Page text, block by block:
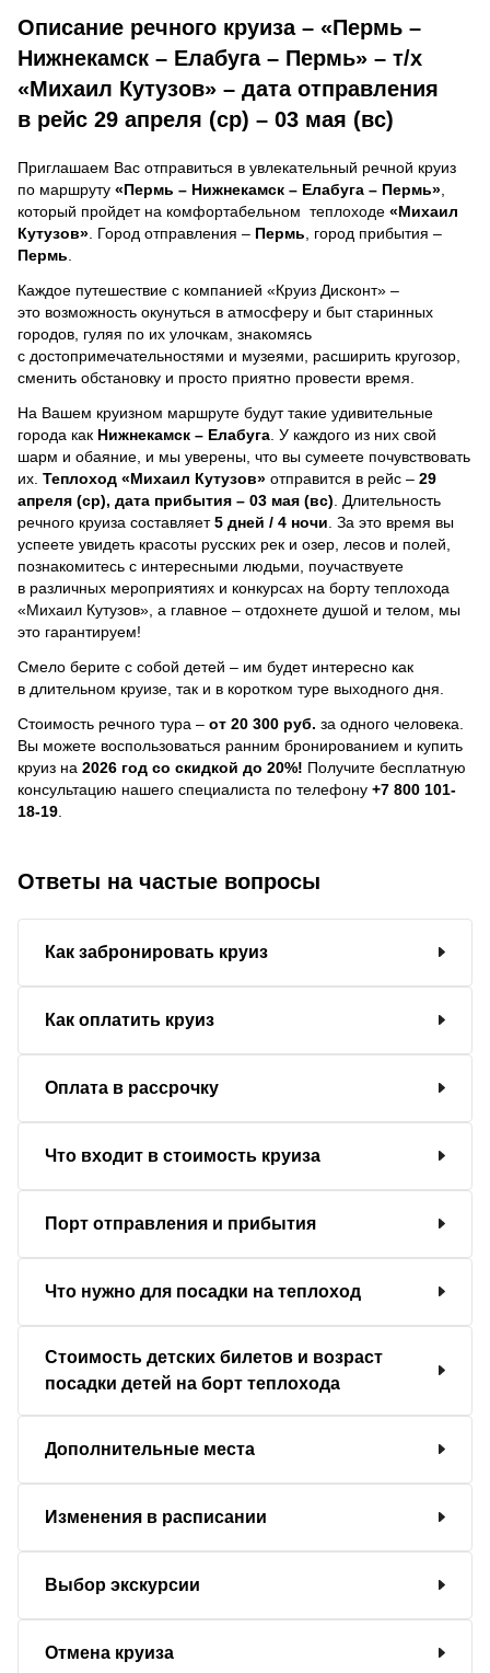
Описание речного круиза – «Пермь –
Нижнекамск – Елабуга – Пермь» – т/х
«Михаил Кутузов» – дата отправления
в рейс 29 апреля (ср) – 03 мая (вс)
Приглашаем Вас отправиться в увлекательный речной круиз
по маршруту «Пермь – Нижнекамск – Елабуга – Пермь»
который пройдет на комфортабельном теплоходе «Михаил
Кутузов» . Город отправления – Пермь , город прибытия –
Пермь
Каждое путешествие с компанией «Круиз Дисконт» –
это возможность окунуться в атмосферу и быт старинных
городов, гуляя по их улочкам, знакомясь
с достопримечательностями и музеями, расширить кругозор,
сменить обстановку и просто приятно провести время.
На Вашем круизном маршруте будут такие удивительные
города как Нижнекамск – Елабуга . У каждого из них свой
шарм и обаяние, и мы уверены, что вы сумеете почувствовать
их. Теплоход «Михаил Кутузов» отправится в рейс – 29
апреля (ср), дата прибытия – 03 мая (вс) . Длительность
речного круиза составляет5 дней / 4 ночи За это время вы
успеете увидеть красоты русских рек и озер, лесов и полей,
познакомитесь с интересными людьми, поучаствуете
в различных мероприятиях и конкурсах на борту теплохода
«Михаил Кутузов», а главное – отдохнете душой и телом, мы
это гарантируем!
Смело берите с собой детей – им будет интересно как
в длительном круизе, так и в коротком туре выходного дня.
Стоимость речного тура – от 20 300 руб. за одного человека.
Вы можете воспользоваться ранним бронированием и купить
круиз на 2026 год со скидкой до 20%! Получите бесплатную
консультацию нашего специалиста по телефону +7 800 101-
18-19
Ответы на частые вопросы
Как забронировать круиз
Как оплатить круиз
Оплата в рассрочку
Что входит в стоимость круиза
Порт отправления и прибытия
Что нужно для посадки на теплоход
Стоимость детских билетов и возраст
посадки детей на борт теплохода
Дополнительные места
Изменения в расписании
Выбор экскурсии
Отмена круиза